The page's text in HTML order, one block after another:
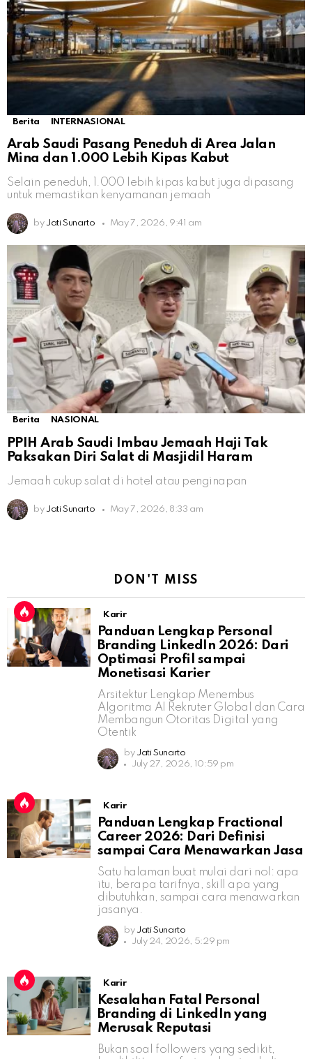
Berita INTERNASIONAL
Arab Saudi Pasang Peneduh di Area Jalan
Mina dan 1.000 Lebih Kipas Kabut
Selain peneduh, 1.000 lebih kipas kabut juga dipasang
untuk memastikan kenyamanan jemaah
by Jati Sunarto May 7, 2026, 9:41 am
Berita NASIONAL
PPIH Arab Saudi Imbau Jemaah Haji Tak
Paksakan Diri Salat di Masjidil Haram
Jemaah cukup salat di hotel atau penginapan
by Jati Sunarto May 7, 2026, 8:33 am
DON'T MISS
Karir
Panduan Lengkap Personal
Branding LinkedIn 2026: Dari
Optimasi Profil sampai
Monetisasi Karier
Arsitektur Lengkap Menembus
Algoritma AI Rekruter Global dan Cara
Membangun Otoritas Digital yang
Otentik
by Jati Sunarto
July 27, 2026, 10:59 pm
Karir
Panduan Lengkap Fractional
Career 2026: Dari Definisi
sampai Cara Menawarkan Jasa
Satu halaman buat mulai dari nol: apa
itu, berapa tarifnya, skill apa yang
dibutuhkan, sampai cara menawarkan
jasanya.
by Jati Sunarto
July 24, 2026, 5:29 pm
Karir
Kesalahan Fatal Personal
Branding di LinkedIn yang
Merusak Reputasi
Bukan soal followers yang sedikit,